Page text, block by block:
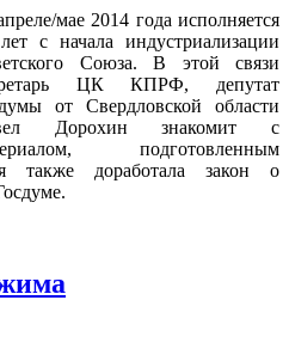
мае 2014 года исполняется
с начала индустриализации
Союза. В этой связи
ЦК КПРФ, депутат
от Свердловской области
Дорохин знакомит с
подготовленным
также доработала закон о